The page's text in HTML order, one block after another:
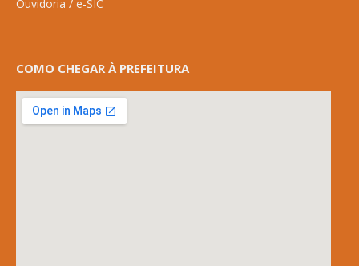
Ouvidoria / e-SIC
COMO CHEGAR À PREFEITURA